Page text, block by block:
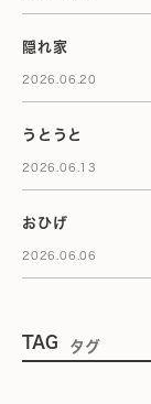
隠れ家
2026.06.20
うとうと
2026.06.13
おひげ
2026.06.06
TAG タグ